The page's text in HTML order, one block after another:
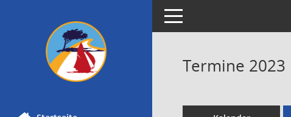
Toggle navigation
Termine 2023